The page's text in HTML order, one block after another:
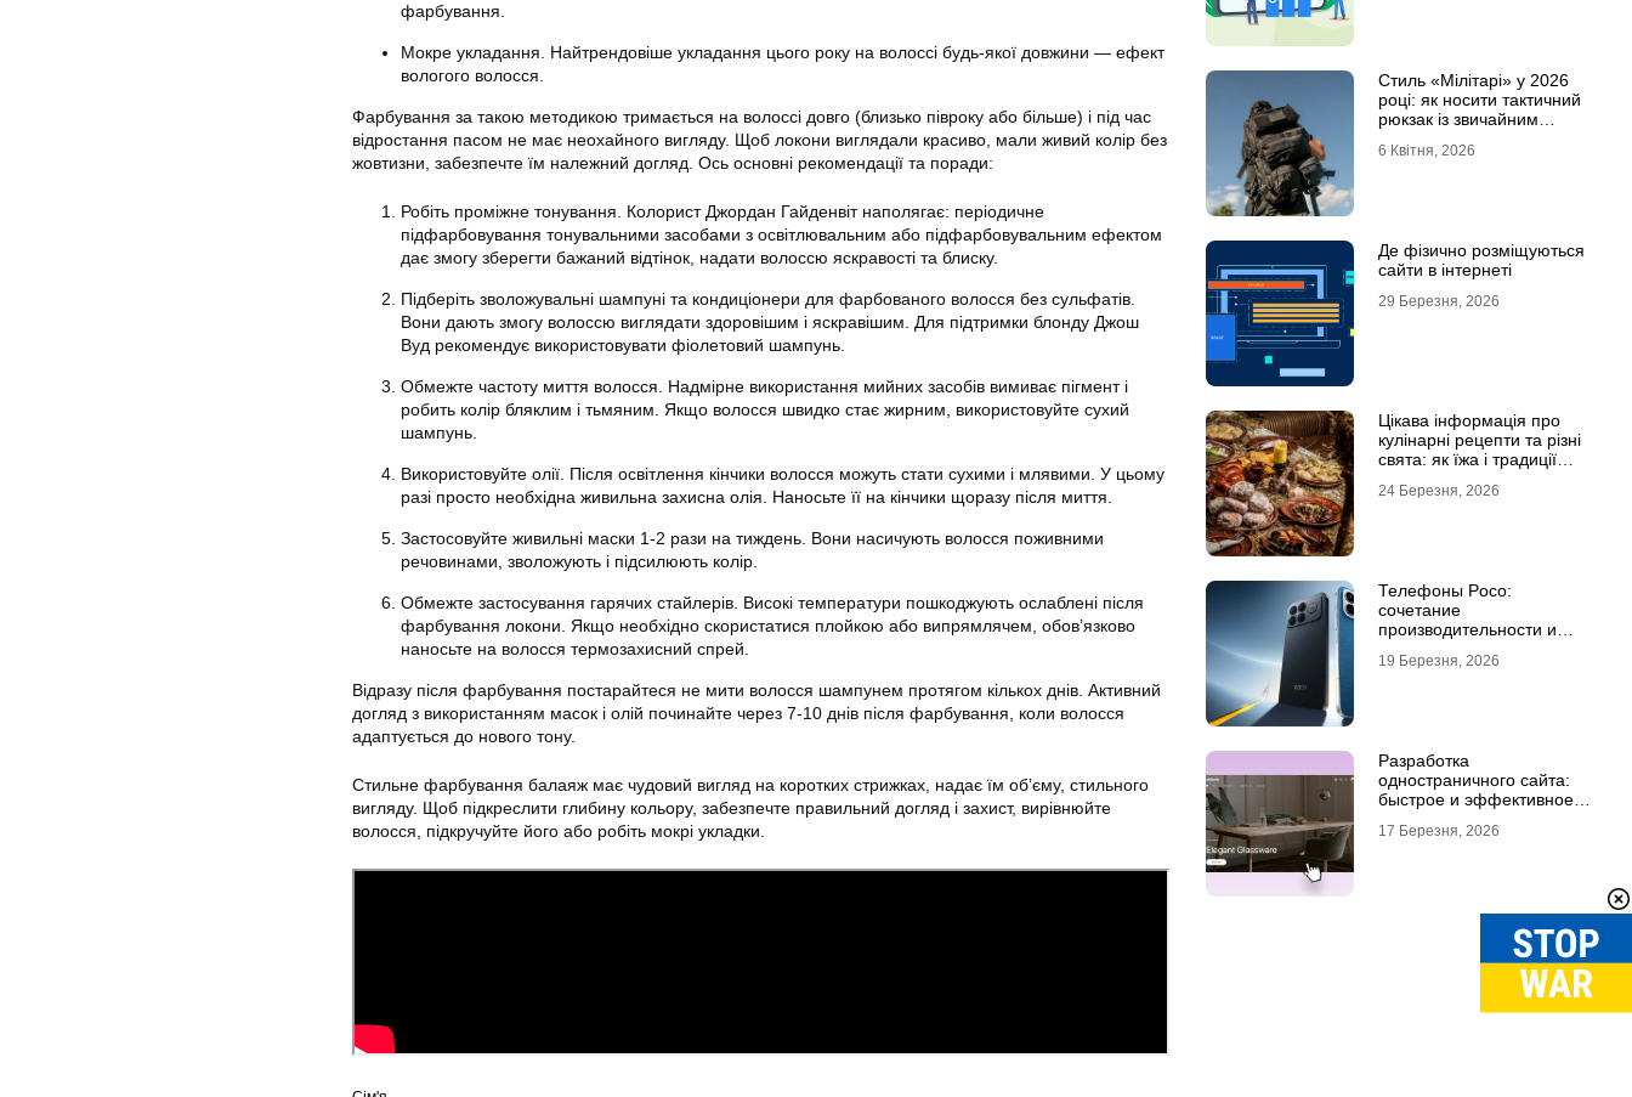
фарбування.
Мокре укладання. Найтрендовіше укладання цього року на волоссі будь-якої довжини — ефект
вологого волосся.
Фарбування за такою методикою тримається на волоссі довго (близько півроку або більше) і під час
відростання пасом не має неохайного вигляду. Щоб локони виглядали красиво, мали живий колір без
жовтизни, забезпечте їм належний догляд. Ось основні рекомендації та поради:
Робіть проміжне тонування. Колорист Джордан Гайденвіт наполягає: періодичне
підфарбовування тонувальними засобами з освітлювальним або підфарбовувальним ефектом
дає змогу зберегти бажаний відтінок, надати волоссю яскравості та блиску.
Підберіть зволожувальні шампуні та кондиціонери для фарбованого волосся без сульфатів.
Вони дають змогу волоссю виглядати здоровішим і яскравішим. Для підтримки блонду Джош
Вуд рекомендує використовувати фіолетовий шампунь.
Обмежте частоту миття волосся. Надмірне використання мийних засобів вимиває пігмент і
робить колір бляклим і тьмяним. Якщо волосся швидко стає жирним, використовуйте сухий
шампунь.
Використовуйте олії. Після освітлення кінчики волосся можуть стати сухими і млявими. У цьому
разі просто необхідна живильна захисна олія. Наносьте її на кінчики щоразу після миття.
Застосовуйте живильні маски 1-2 рази на тиждень. Вони насичують волосся поживними
речовинами, зволожують і підсилюють колір.
Обмежте застосування гарячих стайлерів. Високі температури пошкоджують ослаблені після
фарбування локони. Якщо необхідно скористатися плойкою або випрямлячем, обов’язково
наносьте на волосся термозахисний спрей.
Відразу після фарбування постарайтеся не мити волосся шампунем протягом кількох днів. Активний
догляд з використанням масок і олій починайте через 7-10 днів після фарбування, коли волосся
адаптується до нового тону.
Стильне фарбування балаяж має чудовий вигляд на коротких стрижках, надає їм об’єму, стильного
вигляду. Щоб підкреслити глибину кольору, забезпечте правильний догляд і захист, вирівнюйте
волосся, підкручуйте його або робіть мокрі укладки.
Стиль «Мілітарі» у 2026
році: як носити тактичний
рюкзак із звичайним
6 Квітня, 2026
Де фізично розміщуються
сайти в інтернеті
29 Березня, 2026
Цікава інформація про
кулінарні рецепти та різні
свята: як їжа і традиції
24 Березня, 2026
Телефоны Poco:
сочетание
производительности и
19 Березня, 2026
Разработка
одностраничного сайта:
быстрое и эффективное
17 Березня, 2026